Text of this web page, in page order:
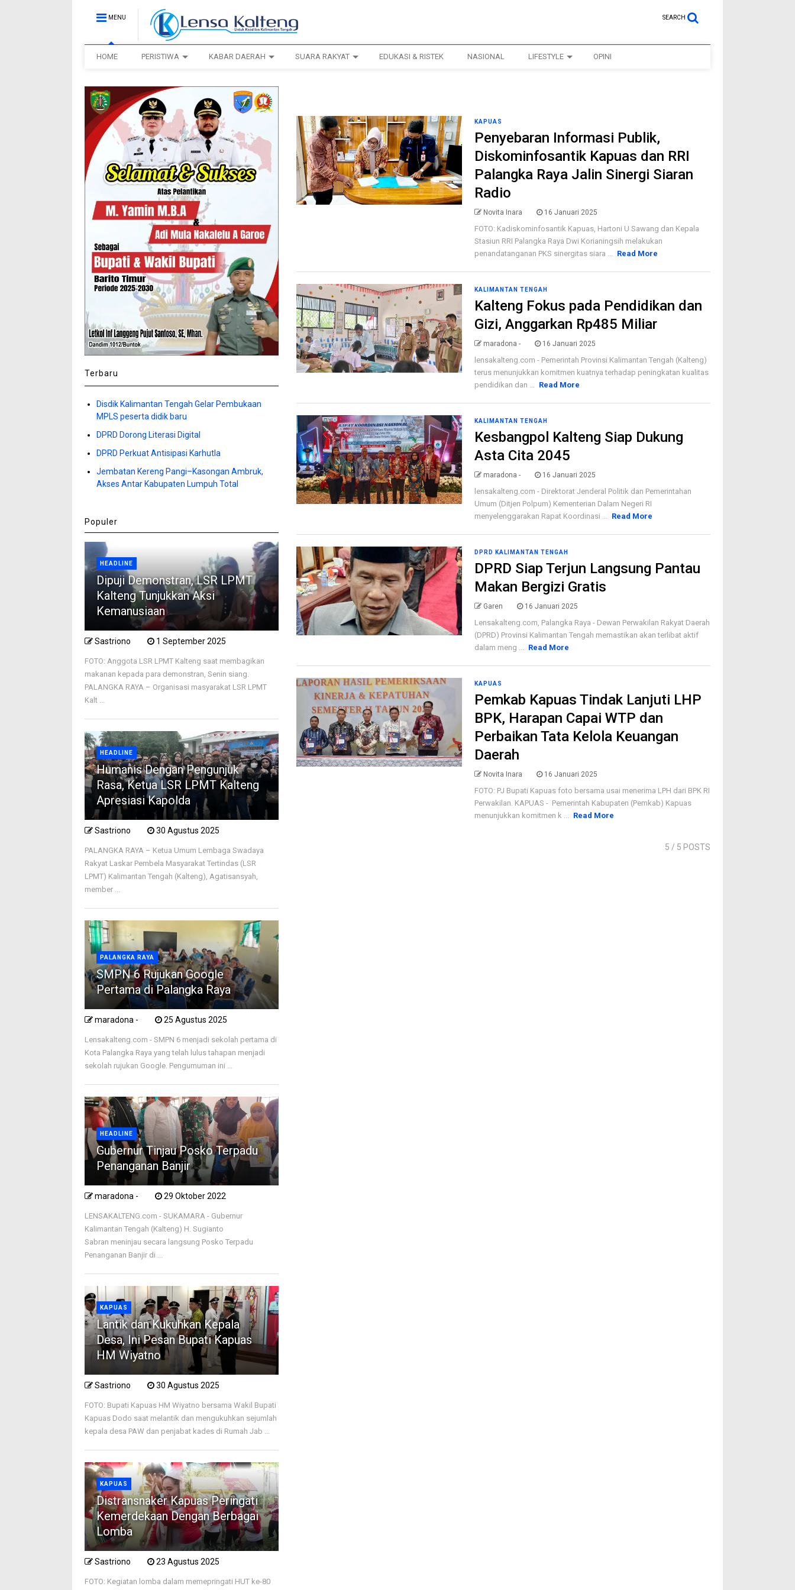
MENU SEARCH
HOME PERISTIWA KABAR DAERAH SUARA RAKYAT EDUKASI & RISTEK NASIONAL LIFESTYLE OPINI
KAPUAS
Penyebaran Informasi Publik,
Diskominfosantik Kapuas dan RRI
Palangka Raya Jalin Sinergi Siaran
Radio
Novita Inara 16 Januari 2025
FOTO: Kadiskominfosantik Kapuas, Hartoni U Sawang dan Kepala
Stasiun RRI Palangka Raya Dwi Korianingsih melakukan
penandatanganan PKS sinergitas siara ...
Read More
KALIMANTAN TENGAH
Kalteng Fokus pada Pendidikan dan
Gizi, Anggarkan Rp485 Miliar
maradona - 16 Januari 2025
lensakalteng.com - Pemerintah Provinsi Kalimantan Tengah (Kalteng)
terus menunjukkan komitmen kuatnya terhadap peningkatan kualitas
pendidikan dan ...
Read More
KALIMANTAN TENGAH
Kesbangpol Kalteng Siap Dukung
Asta Cita 2045
maradona - 16 Januari 2025
lensakalteng.com - Direktorat Jenderal Politik dan Pemerintahan
Umum (Ditjen Polpum) Kementerian Dalam Negeri RI
menyelenggarakan Rapat Koordinasi ...
Read More
DPRD KALIMANTAN TENGAH
DPRD Siap Terjun Langsung Pantau
Makan Bergizi Gratis
Garen 16 Januari 2025
Lensakalteng.com, Palangka Raya - Dewan Perwakilan Rakyat Daerah
(DPRD) Provinsi Kalimantan Tengah memastikan akan terlibat aktif
dalam meng ...
Read More
KAPUAS
Pemkab Kapuas Tindak Lanjuti LHP
BPK, Harapan Capai WTP dan
Perbaikan Tata Kelola Keuangan
Daerah
Novita Inara 16 Januari 2025
FOTO: PJ Bupati Kapuas foto bersama usai menerima LPH dari BPK RI
Perwakilan. KAPUAS - Pemerintah Kabupaten (Pemkab) Kapuas
menunjukkan komitmen k ...
Read More
5 / 5 POSTS
Terbaru
Disdik Kalimantan Tengah Gelar Pembukaan
MPLS peserta didik baru
DPRD Dorong Literasi Digital
DPRD Perkuat Antisipasi Karhutla
Jembatan Kereng Pangi–Kasongan Ambruk,
Akses Antar Kabupaten Lumpuh Total
Populer
HEADLINE
Dipuji Demonstran, LSR LPMT
Kalteng Tunjukkan Aksi
Kemanusiaan
Sastriono 1 September 2025
FOTO: Anggota LSR LPMT Kalteng saat membagikan
makanan kepada para demonstran, Senin siang.
PALANGKA RAYA – Organisasi masyarakat LSR LPMT
Kalt ...
HEADLINE
Humanis Dengan Pengunjuk
Rasa, Ketua LSR LPMT Kalteng
Apresiasi Kapolda
Sastriono 30 Agustus 2025
PALANGKA RAYA – Ketua Umum Lembaga Swadaya
Rakyat Laskar Pembela Masyarakat Tertindas (LSR
LPMT) Kalimantan Tengah (Kalteng), Agatisansyah,
member ...
PALANGKA RAYA
SMPN 6 Rujukan Google
Pertama di Palangka Raya
maradona - 25 Agustus 2025
Lensakalteng.com - SMPN 6 menjadi sekolah pertama di
Kota Palangka Raya yang telah lulus tahapan menjadi
sekolah rujukan Google. Pengumuman ini ...
HEADLINE
Gubernur Tinjau Posko Terpadu
Penanganan Banjir
maradona - 29 Oktober 2022
LENSAKALTENG.com - SUKAMARA - Gubernur
Kalimantan Tengah (Kalteng) H. Sugianto
Sabran meninjau secara langsung Posko Terpadu
Penanganan Banjir di ...
KAPUAS
Lantik dan Kukuhkan Kepala
Desa, Ini Pesan Bupati Kapuas
HM Wiyatno
Sastriono 30 Agustus 2025
FOTO: Bupati Kapuas HM Wiyatno bersama Wakil Bupati
Kapuas Dodo saat melantik dan mengukuhkan sejumlah
kepala desa PAW dan penjabat kades di Rumah Jab ...
KAPUAS
Distransnaker Kapuas Peringati
Kemerdekaan Dengan Berbagai
Lomba
Sastriono 23 Agustus 2025
FOTO: Kegiatan lomba dalam memepringati HUT ke-80